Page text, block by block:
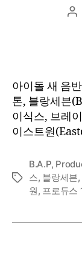
아이돌 새 음
톤, 블랑세븐
이식스, 브레
이스트원
Tags
B.A.P,
스, 블랑세븐,
원, 프로듀스